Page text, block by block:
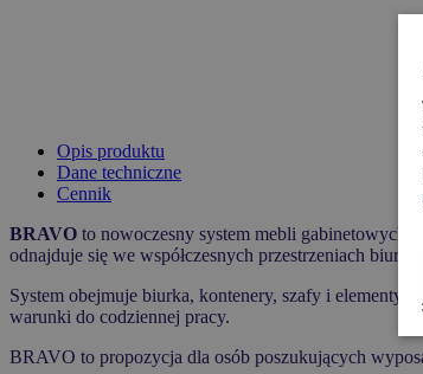
Opis produktu
Dane techniczne
Cennik
BRAVO to nowoczesny system mebli gabinetowych
odnajduje się we współczesnych przestrzeniach
System obejmuje biurka, kontenery, szafy i elementy
warunki do codziennej pracy.
BRAVO to propozycja dla osób poszukujących